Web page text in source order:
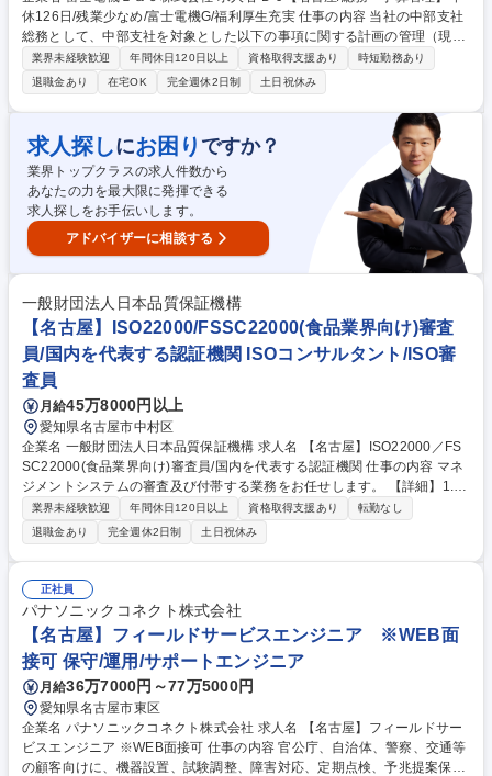
休126日/残業少なめ/富士電機G/福利厚生充実 仕事の内容 当社の中部支社
総務として、中部支社を対象とした以下の事項に関する計画の管理（現状
の検証、企画、立案、取り組みの推進）を一貫してお任せします。ご経験
や適性に応じて幅広くお任せしていく予定です。 ◆予算管理・経理業務
（※全社の財務経理部は本社にあるため、中部支社に限定）：予算管理、
予算実績報告書、売上管理、会議資料作成、統計資料作成、各種書類作成
（会議資料・議事録など）、データ入力、経費精算関連業務、預金管理、
振込業務 ◆総務業務：固定資産管理、勤怠管理、社内イベントの企画・運
営、社内会議運営、備品管理（社用PC・名刺等）、電話・来客対応、マ
ニュアル資料作成 募集職種 D-9【名古屋/総務・予算管理】年休126日/残
業少なめ/富士電機G/福利厚生充実
業界未経験歓迎 年間休日120日以上 資格取得支援あり
時短勤務あり
退職金あり
在宅OK 完全週休2日制 土日祝休み
求人探しにお困り ですか？
業界トップクラスの求人件数から
あなたの力を最大限に発揮できる
求人探しをお手伝いします。
アドバイザーに相談する
一般財団法人日本品質保証機構
【名古屋】ISO22000/FSSC22000(食品業界向け)審査
員/国内を代表する認証機関 ISOコンサルタント/ISO審
査員
月給45万8000円以上
愛知県名古屋市中村区
企業名 一般財団法人日本品質保証機構 求人名 【名古屋】ISO22000／FS
SC22000(食品業界向け)審査員/国内を代表する認証機関 仕事の内容 マネ
ジメントシステムの審査及び付帯する業務をお任せします。 【詳細】1.審
査日程の決定：審査をする企業と審査日決定後、連絡や必要資料の確認、
宿泊先・移動手段の手配等事前準備を始めます。 2．審査計画の策定・調
整：審査当日の審査スケジュールを作成して企業と調整し、審査計画を決
定します。また、審査前日までに、審査チーム内の打ち合わせを行いま
す。3．審査：審査計画に沿って、審査を実施し、審査報告書を作成しま
す。内容を受審企業に説明し、責任者からサインをいただきます。4．審
査終了後：審査実施後の業務処理を行います。 【変更の範囲：当機構にお
ける各種業務全般】 募集職種 【名古屋】ISO22000／FSSC22000(食品業
界向け)審査員/国内を代表する認証機関
業界未経験歓迎 年間休日120日以上 資格取得支援あり
転勤なし
退職金あり
完全週休2日制 土日祝休み
正社員
パナソニックコネクト株式会社
【名古屋】フィールドサービスエンジニア ※WEB面
接可 保守/運用/サポートエンジニア
月給36万7000円～77万5000円
愛知県名古屋市東区
企業名 パナソニックコネクト株式会社 求人名 【名古屋】フィールドサー
ビスエンジニア ※WEB面接可 仕事の内容 官公庁、自治体、警察、交通等
の顧客向けに、機器設置、試験調整、障害対応、定期点検、予兆提案保守